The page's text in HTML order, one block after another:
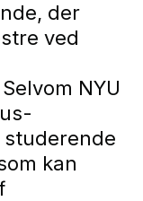
der
ved
NYU
kan